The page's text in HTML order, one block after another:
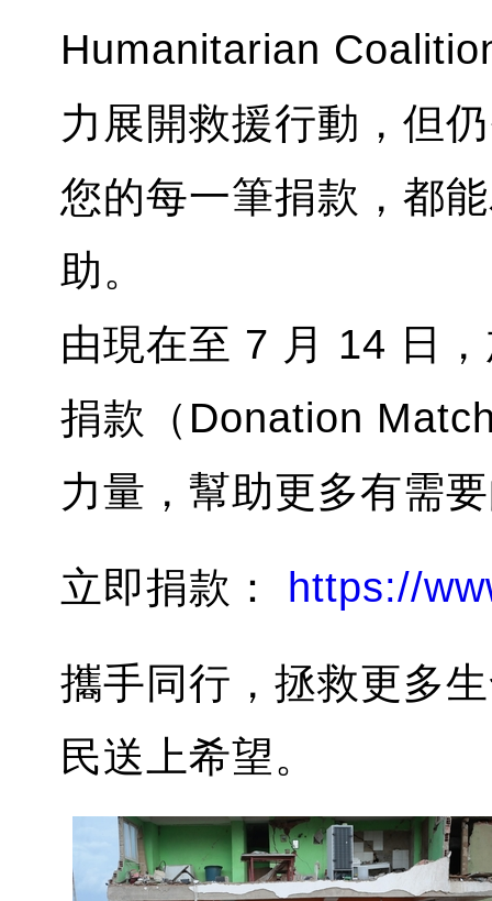
Humanitarian
力展開救援行動，但
您的每一筆捐款，都
助。
由現在至 7 月 14 日
捐款（Donation
力量，幫助更多有需
立即捐款： https://
攜手同行，拯救更多
民送上希望。